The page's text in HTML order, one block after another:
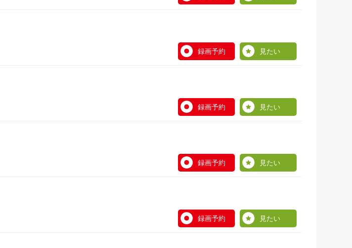
録画予約 見たい
録画予約 見たい
録画予約 見たい
録画予約 見たい